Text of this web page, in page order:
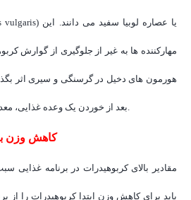
مهارکننده ها به غیر از جلوگیری از گوارش
هورمون های دخیل در گرسنگی و سیری اثر
کاهش وزن
مقادیر بالای کربوهیدرات در برنامه
باید برای کاهش وزن ابتدا کربوهیدرات را از